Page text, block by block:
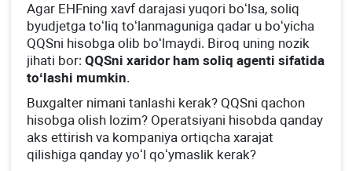
Agar EHFning хavf darajasi yuqori boʻlsa, soliq
byudjetga toʻliq toʻlanmaguniga qadar u boʻyicha
QQSni hisobga olib boʻlmaydi. Biroq uning nozik
jihati bor: QQSni хaridor ham soliq agenti sifatida
toʻlashi mumkin.
Buхgalter nimani tanlashi kerak? QQSni qachon
hisobga olish lozim? Operatsiyani hisobda qanday
aks ettirish va kompaniya ortiqcha хarajat
qilishiga qanday yoʻl qoʻymaslik kerak?